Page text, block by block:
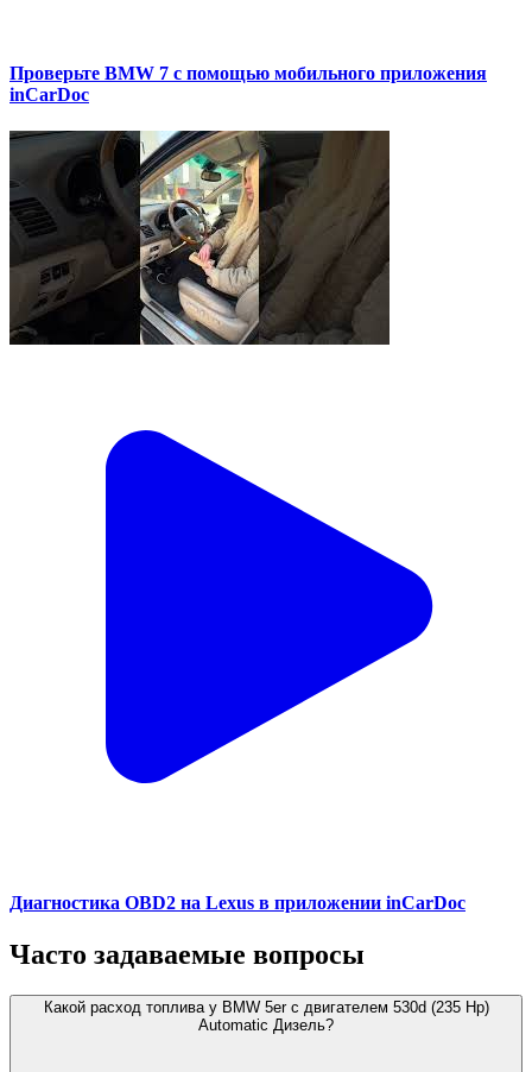
Проверьте BMW 7 с помощью мобильного приложения
inCarDoc
Диагностика OBD2 на Lexus в приложении inCarDoc
Часто задаваемые вопросы
Какой расход топлива у BMW 5er с двигателем 530d (235 Hp)
Automatic Дизель?